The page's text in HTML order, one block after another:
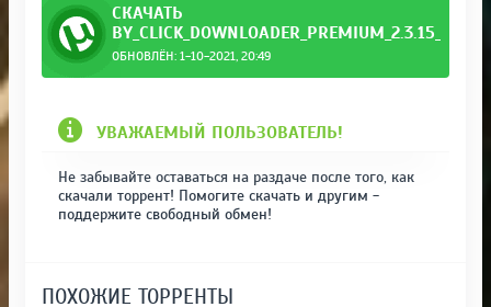
СКАЧАТЬ
ОБНОВЛЁН: 1-10-2021, 20:49
УВАЖАЕМЫЙ ПОЛЬЗОВАТЕЛЬ!
Не забывайте оставаться на раздаче после того, как
скачали торрент! Помогите скачать и другим -
поддержите свободный обмен!
ПОХОЖИЕ ТОРРЕНТЫ